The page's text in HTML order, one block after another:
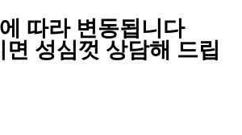
따라 변동됩니다
성심껏 상담해 드립